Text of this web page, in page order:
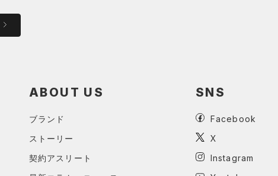
ABOUT US
ブランド
ストーリー
契約アスリート
SNS
Facebook
X
Instagram